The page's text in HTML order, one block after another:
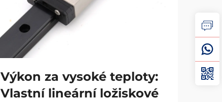
Výkon za vysoké teploty:
Vlastní lineární ložiskové